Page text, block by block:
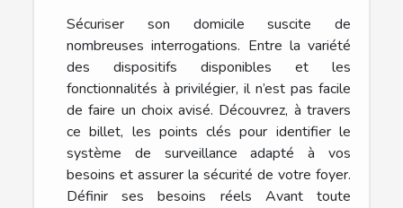
Sécuriser son domicile suscite de
nombreuses interrogations. Entre la variété
des dispositifs disponibles et les
fonctionnalités à privilégier, il n’est pas facile
de faire un choix avisé. Découvrez, à travers
ce billet, les points clés pour identifier le
système de surveillance adapté à vos
besoins et assurer la sécurité de votre foyer.
Définir ses besoins réels Avant toute